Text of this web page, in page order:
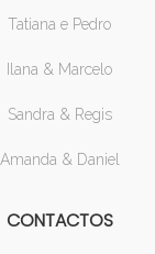
Tatiana e Pedro
Ilana & Marcelo
Sandra & Regis
Amanda & Daniel
CONTACTOS